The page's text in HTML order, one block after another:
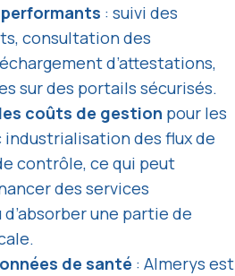
: suivi des
consultation des
d’attestations,
sur des portails sécurisés.
coûts de gestion pour les
industrialisation des flux de
contrôle, ce qui peut
des services
une partie de
de santé : Almerys est